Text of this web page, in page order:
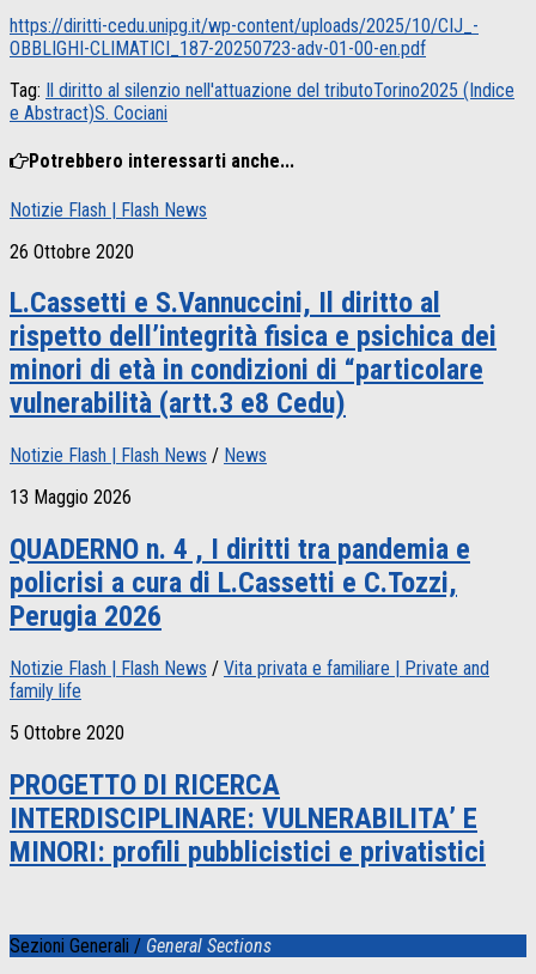
https://diritti-cedu.unipg.it/wp-content/uploads/2025/10/CIJ_-
OBBLIGHI-CLIMATICI_187-20250723-adv-01-00-en.pdf
Tag: Il diritto al silenzio nell'attuazione del tributoTorino2025 (Indice
e Abstract)S. Cociani
Potrebbero interessarti anche...
Notizie Flash | Flash News
26 Ottobre 2020
L.Cassetti e S.Vannuccini, Il diritto al
rispetto dell’integrità fisica e psichica dei
minori di età in condizioni di “particolare
vulnerabilità (artt.3 e8 Cedu)
Notizie Flash | Flash News / News
13 Maggio 2026
QUADERNO n. 4 , I diritti tra pandemia e
policrisi a cura di L.Cassetti e C.Tozzi,
Perugia 2026
Notizie Flash | Flash News / Vita privata e familiare | Private and
family life
5 Ottobre 2020
PROGETTO DI RICERCA
INTERDISCIPLINARE: VULNERABILITA’ E
MINORI: profili pubblicistici e privatistici
Sezioni Generali / General Sections